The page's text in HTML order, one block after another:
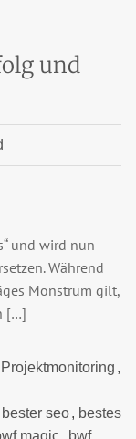
und
und wird nun
Während
Monstrum gilt,
[…]
,
bester seo, bestes
magic bwf